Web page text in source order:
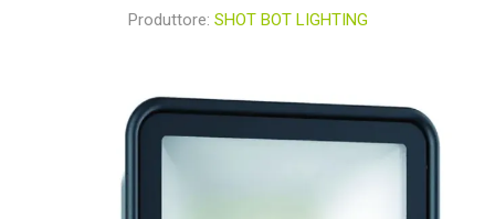
Produttore: SHOT BOT LIGHTING